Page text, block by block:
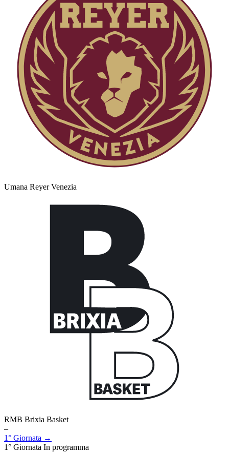
Umana Reyer Venezia
RMB Brixia Basket
–
1° Giornata →
1° Giornata In programma